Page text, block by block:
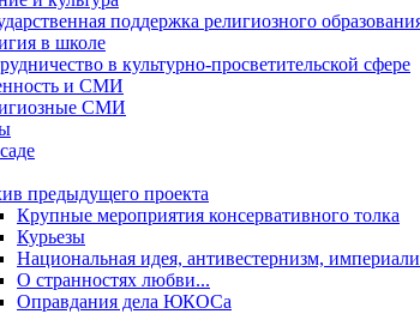
поддержка религиозного
в школе
в культурно-просветительской сфере
и СМИ
СМИ
предыдущего проекта
Крупные мероприятия консервативного толка
Курьезы
Национальная идея, антивестернизм,
О странностях любви...
Оправдания дела ЮКОСа